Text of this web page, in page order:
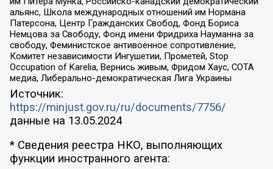
альянс, Школа международных отношений им Нормана
Патерсона, Центр Гражданских Свобод, Фонд Бориса
Немцова за Свободу, Фонд имени Фридриха Науманна за
свободу, Феминистское антивоенное сопротивление,
Комитет независимости Ингушетии, Прометей, Stop
Occupation of Karelia, Вернись живым, Фридом Хаус, СОТА
медиа, Либерально-демократическая Лига Украины
Источник:
https://minjust.gov.ru/ru/documents/7756/
данные на 13.05.2024
* Сведения реестра НКО, выполняющих
функции иностранного агента: